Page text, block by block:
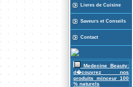
Livres de Cuisine
Saveurs et Conseils
Contact
Medecine Beauty:
d�couvrez nos
produits minceur 100
% naturels